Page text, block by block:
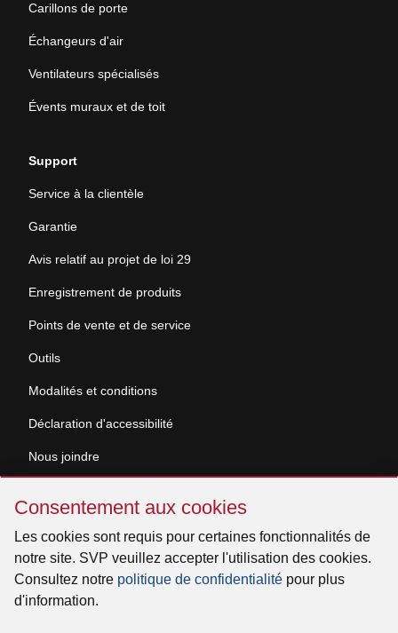
Consentement
aux
cookies
Consentement aux cookies
Les cookies sont requis pour certaines fonctionnalités de
notre site. SVP veuillez accepter l'utilisation des cookies.
Consultez notre politique de confidentialité pour plus
d'information.
Carillons de porte
Échangeurs d'air
Ventilateurs spécialisés
Évents muraux et de toit
Support
Service à la clientèle
Garantie
Avis relatif au projet de loi 29
Enregistrement de produits
Points de vente et de service
Outils
Modalités et conditions
Déclaration d'accessibilité
Nous joindre
© 2026 Venmar Ventilation ULC Tous droits réservés.
Facebook
Instagram